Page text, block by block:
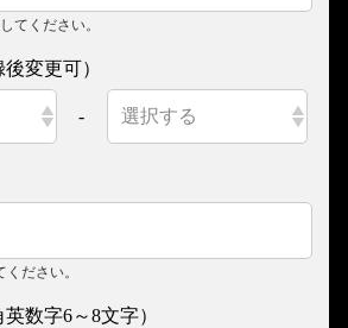
てください。
変更可）
-
ださい。
数字6～8文字）